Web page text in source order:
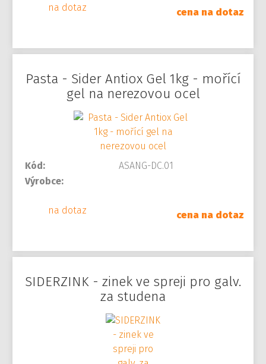
na dotaz cena na dotaz
Pasta - Sider Antiox Gel 1kg - mořící
gel na nerezovou ocel
Kód:
ASANG-DC.01
Výrobce:
na dotaz cena na dotaz
SIDERZINK - zinek ve spreji pro galv.
za studena